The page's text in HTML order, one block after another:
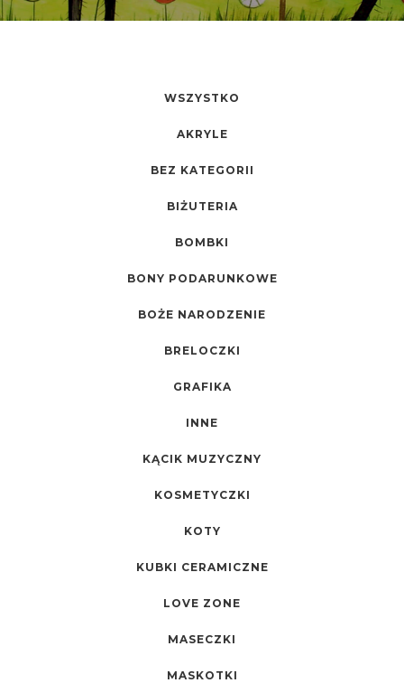
WSZYSTKO
AKRYLE
BEZ KATEGORII
BIŻUTERIA
BOMBKI
BONY PODARUNKOWE
BOŻE NARODZENIE
BRELOCZKI
GRAFIKA
INNE
KĄCIK MUZYCZNY
KOSMETYCZKI
KOTY
KUBKI CERAMICZNE
LOVE ZONE
MASECZKI
MASKOTKI